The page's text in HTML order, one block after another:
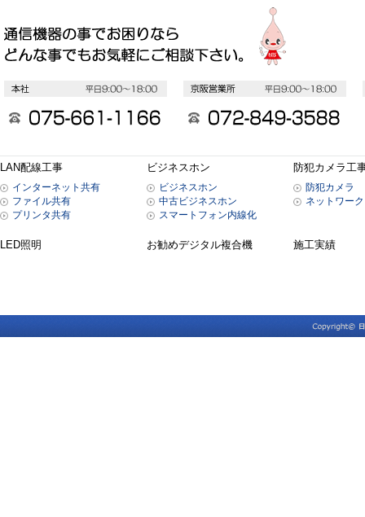
LAN配線工事
インターネット共有
ファイル共有
プリンタ共有
ビジネスホン
ビジネスホン
中古ビジネスホン
スマートフォン内線化
防犯カメラ工
防犯カメラ
ネットワー
LED照明 お勧めデジタル複合機 施工実績